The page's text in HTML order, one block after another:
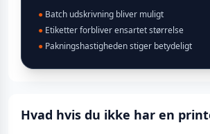
● Batch udskrivning bliver muligt
● Etiketter forbliver ensartet størrelse
● Pakningshastigheden stiger betydeligt
Hvad hvis du ikke har en